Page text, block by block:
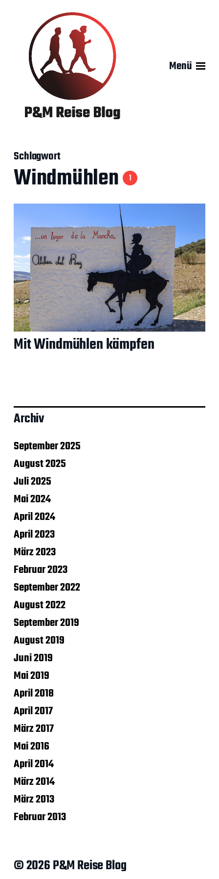
Menü
Schlagwort
Windmühlen 1
Mit Windmühlen kämpfen
Archiv
September 2025
August 2025
Juli 2025
Mai 2024
April 2024
April 2023
März 2023
Februar 2023
September 2022
August 2022
September 2019
August 2019
Juni 2019
Mai 2019
April 2018
April 2017
März 2017
Mai 2016
April 2014
März 2014
März 2013
Februar 2013
© 2026 P&M Reise Blog